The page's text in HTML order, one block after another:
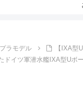
プラモデル
【IXA型
ドイツ軍潜水艦IXA型Uボ